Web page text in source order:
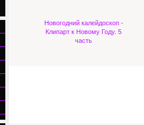
Новогодний калейдоскоп -
Клипарт к Новому Году. 5
часть